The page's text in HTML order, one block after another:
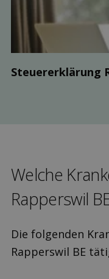
Steuer­erklärung
Welche
Rapperswil
Die folgenden
Rapperswil BE